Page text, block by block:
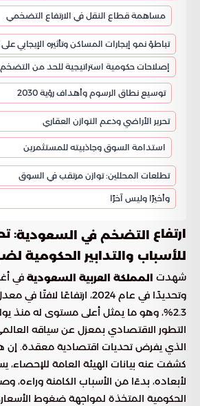
مساهمة قطاع النقل في الارتفاع التضخمي
تباطؤ نمو إيجارات المساكن وتأثيره الإيجابي
إصلاحات حكومية استراتيجية للحد من التضخم
توسيع نطاق الرسوم وأهداف رؤية 2030
تحرير الأراضي ودعم التوازن العقاري
استدامة السوق وجاذبيته للمستثمرين
تطلعات المحللين: توازن مرتقب في السوق
وأخيرًا وليس آخرًا
ارتفاع التضخم في السعودية:
للأسباب والتدابير الحكومية
شهدت المملكة العربية السعودية في
وتحديدًا في عام 2024، ارتفاعًا
التطور الاقتصادي بمعزل عن سياقه
الذي يفرض تحديات اقتصادية معقدة. إن
كشفت عنه بيانات الهيئة العامة للإحصاء،
لأبعاده، بدءًا من الأسباب الكامنة وراءه،
الحكومية المتخذة لمواجهة ضغوط